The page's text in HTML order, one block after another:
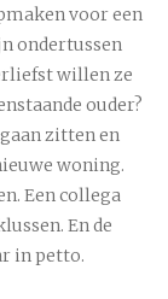
voor een
ondertussen
willen ze
ouder?
zitten en
woning.
Een collega
En de
in petto.